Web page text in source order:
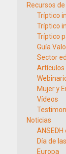
Recursos
Tríptico
Tríptico
Tríptico
Guía
Sector
Artículos
Mujer y
Vídeos
Noticias
Día de
Europa